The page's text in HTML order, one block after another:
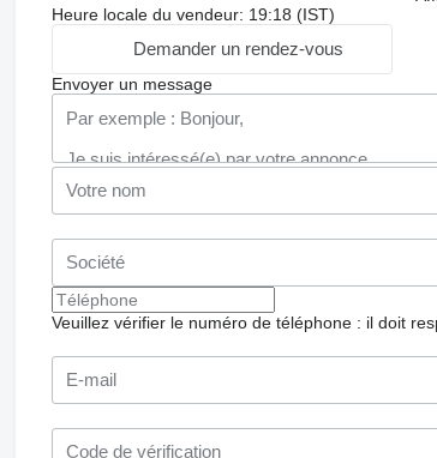
Heure locale du vendeur: 19:18 (IST)
Demander un rendez-vous
Envoyer un message
Veuillez vérifier le numéro de téléphone : il doit